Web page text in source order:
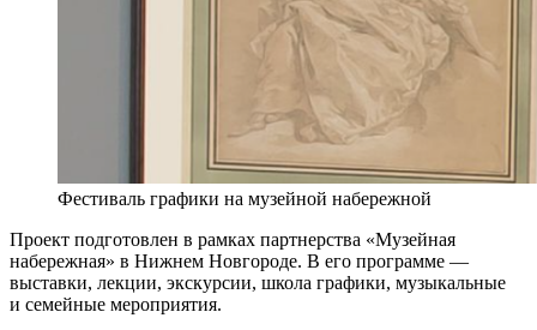
Фестиваль графики на музейной набережной
Проект подготовлен в рамках партнерства «Музейная
набережная» в Нижнем Новгороде. В его программе —
выставки, лекции, экскурсии, школа графики, музыкальные
и семейные мероприятия.